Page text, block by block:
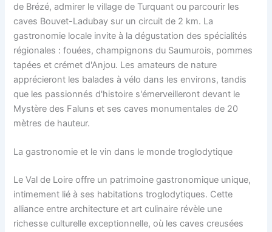
de Brézé, admirer le village de Turquant ou parcourir les
caves Bouvet-Ladubay sur un circuit de 2 km. La
gastronomie locale invite à la dégustation des spécialités
régionales : fouées, champignons du Saumurois, pommes
tapées et crémet d'Anjou. Les amateurs de nature
apprécieront les balades à vélo dans les environs, tandis
que les passionnés d'histoire s'émerveilleront devant le
Mystère des Faluns et ses caves monumentales de 20
mètres de hauteur.
La gastronomie et le vin dans le monde troglodytique
Le Val de Loire offre un patrimoine gastronomique unique,
intimement lié à ses habitations troglodytiques. Cette
alliance entre architecture et art culinaire révèle une
richesse culturelle exceptionnelle, où les caves creusées